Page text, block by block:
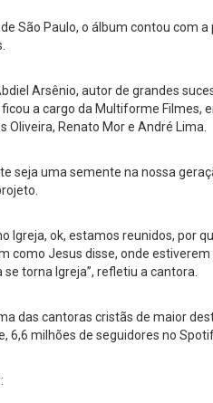
São Paulo, o álbum contou com
Arsênio, autor de grandes
ficou a cargo da Multiforme
Oliveira, Renato Mor e André Lima.
seja uma semente na nossa
Igreja, ok, estamos reunidos, por
como Jesus disse, onde
torna Igreja”, refletiu a cantora.
das cantoras cristãs de maior
6,6 milhões de seguidores no